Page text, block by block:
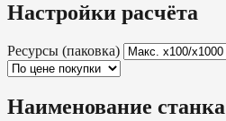
Настройки расчёта
Ресурсы (паковка)
Наименование станка